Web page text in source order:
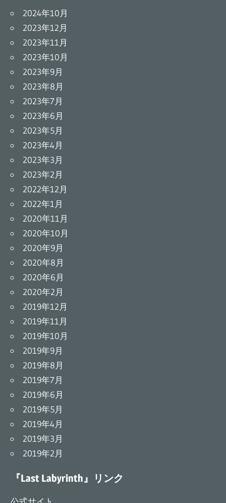
2024年10月
2023年12月
2023年11月
2023年10月
2023年9月
2023年8月
2023年7月
2023年6月
2023年5月
2023年4月
2023年3月
2023年2月
2022年12月
2022年1月
2020年11月
2020年10月
2020年9月
2020年8月
2020年6月
2020年2月
2019年12月
2019年11月
2019年10月
2019年9月
2019年8月
2019年7月
2019年6月
2019年5月
2019年4月
2019年3月
2019年2月
『Last Labyrinth』リンク